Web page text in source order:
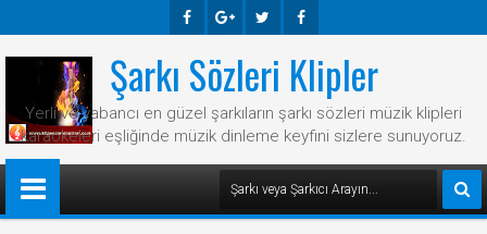
Ook E-
Plus
R Ook
Şarkı Sözleri Klipler
Yerli ve yabancı en güzel şarkıların şarkı sözleri müzik klipleri
karaokeleri eşliğinde müzik dinleme keyfini sizlere sunuyoruz.